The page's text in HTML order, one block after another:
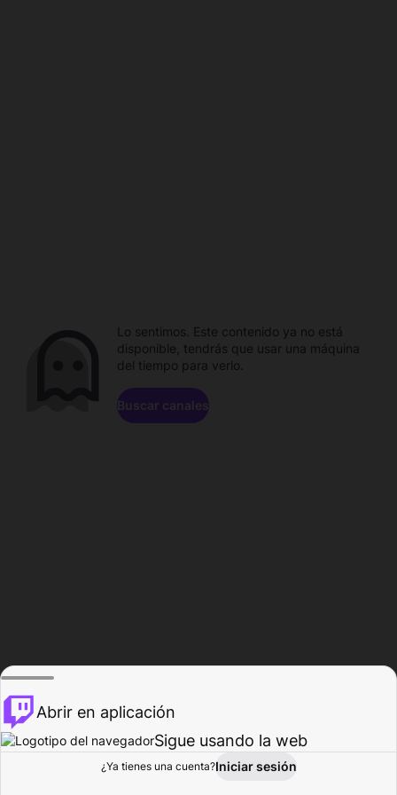
Explorar Actividad
Lo sentimos. Este contenido ya no está
disponible, tendrás que usar una máquina
del tiempo para verlo.
Buscar canales
Abrir en aplicación
Sigue usando la web
¿Ya tienes una cuenta?Iniciar sesión